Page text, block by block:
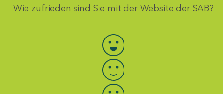
Wie zufrieden sind Sie mit der Website der SAB?
Bewertung auswählen